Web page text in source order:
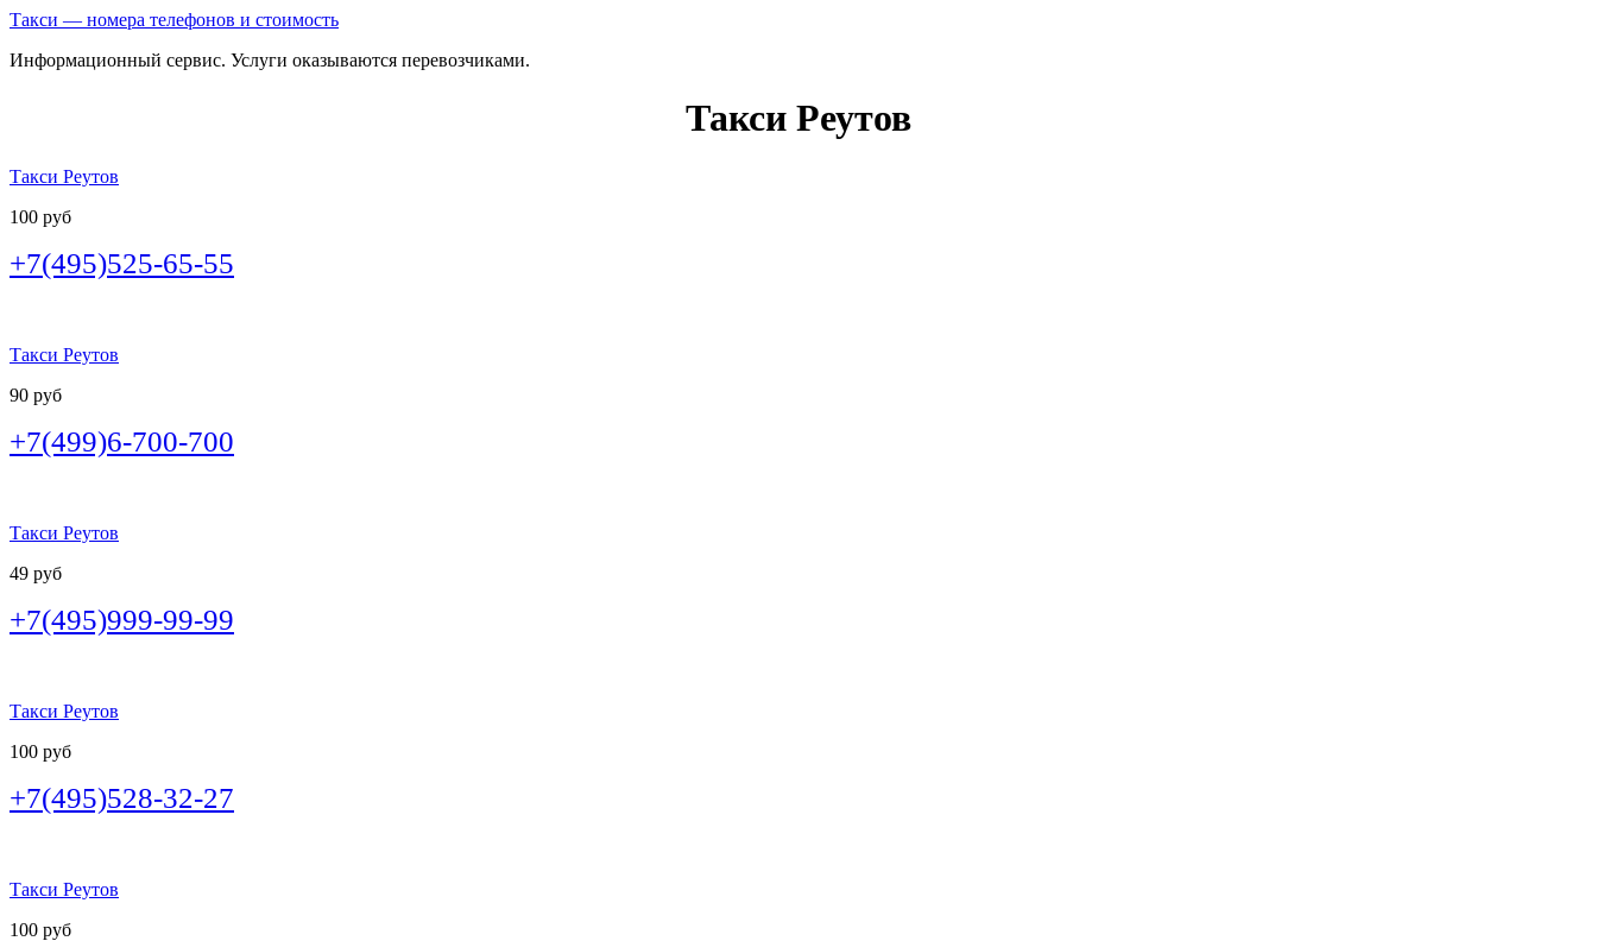
Такси — номера телефонов и стоимость
Информационный сервис. Услуги оказываются перевозчиками.
Такси Реутов
Такси Реутов
100 руб
+7(495)525-65-55
Такси Реутов
90 руб
+7(499)6-700-700
Такси Реутов
49 руб
+7(495)999-99-99
Такси Реутов
100 руб
+7(495)528-32-27
Такси Реутов
100 руб